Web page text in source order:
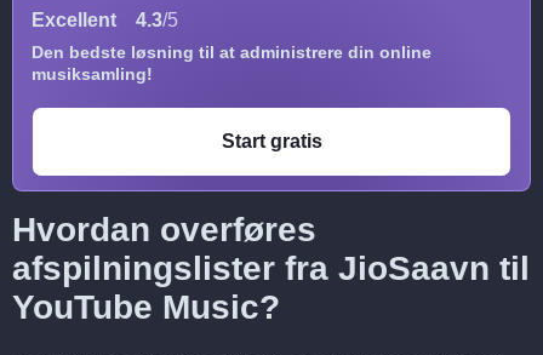
Excellent 4.3/5
Den bedste løsning til at administrere din online
musiksamling!
Start gratis
Hvordan overføres
afspilningslister fra JioSaavn til
YouTube Music?